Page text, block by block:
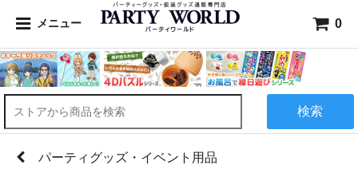
メニュー 0
検索
パーティグッズ・イベント用品